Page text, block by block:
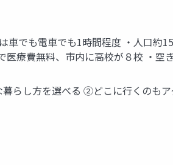
でも電車でも1時間程度 ・人口約
療費無料、市内に高校が８校 ・空
らし方を選べる ②どこに行くのも